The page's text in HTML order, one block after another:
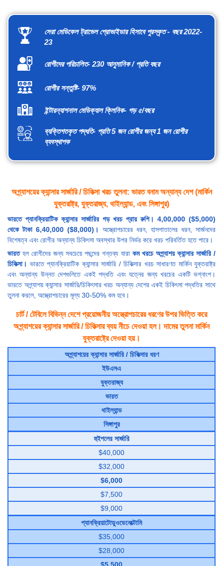
সেরা মেডিকেল ট্রাভেল প্রোভাইডার হিসাবে পুরস্কৃত - বছর 2022-
23
রোগীদের পরিচালিত- 230 আনুমানিক / প্রতি বছর
রোগীর সন্তুষ্টি- 97%
ইন্টারন্যাশনাল মেডিক্যাল ক্লিনিক- গড় ৫/বছর
ব্যক্তিগতকৃত পদ্ধতি- প্রতি 5 জন রোগীর জন্য 1 জন রোগীর
ব্যবস্থাপক
অগ্ন্যাশয়ের ক্যান্সার সার্জারি / চিকিত্সা খরচ তুলনা: ভারত বনাম অন্যান্য দেশ (মার্কিন
যুক্তরাষ্ট্র, যুক্তরাজ্য, থাইল্যান্ড, এবং সিঙ্গাপুর)
ভারতে প্যানক্রিয়াটিক ক্যান্সার সার্জারির গড় খরচ প্রায় রুপি। 4,00,000 ($5,000)
থেকে টাকা 6,40,000 ($8,000)।
অস্ত্রোপচারের ধরন, হাসপাতালের ধরন, সার্জনদের
বিশেষত্ব এবং রোগীর অন্যান্য চিকিৎসা অবস্থার উপর নির্ভর করে খরচ পরিবর্তিত হতে পারে।
ভারতহল রোগীদের জন্য সবচেয়ে পছন্দের গন্তব্য যারা কম খরচে অগ্ন্যাশয় ক্যান্সার সার্জারি /
চিকিত্সা। ভারতে প্যানক্রিয়াটিক ক্যান্সার সার্জারি / চিকিত্সার খরচ সাধারণত মার্কিন যুক্তরাষ্ট্র
এবং অন্যান্য উন্নত দেশগুলিতে একই পদ্ধতি এবং যত্নের জন্য খরচের একটি ভগ্নাংশ।
ভারতে অগ্ন্যাশয় ক্যান্সার সার্জারি/চিকিৎসার খরচ অন্যান্য দেশের একই চিকিৎসা পদ্ধতির সাথে
তুলনা করলে, অস্ত্রোপচারের মূল্য 30-50% কম হবে।
চার্ট / টেবিলে বিভিন্ন দেশে প্রয়োজনীয় অস্ত্রোপচারের ধরণের উপর ভিত্তি করে
অগ্ন্যাশয়ের ক্যান্সার সার্জারি / চিকিত্সার ব্যয় নীচে দেওয়া হল। দামের তুলনা মার্কিন
যুক্তরাষ্ট্রে দেওয়া হয়।
অগ্ন্যাশয়ের ক্যান্সার সার্জারি / চিকিত্সার ধরণ
ইউএসএ
যুক্তরাজ্য
ভারত
থাইল্যান্ড
সিঙ্গাপুর
হুইপলের সার্জারি
$40,000
$32,000
$6,000
$7,500
$9,000
প্যানক্রিয়াটোডুওডেনেক্টোমি
$35,000
$28,000